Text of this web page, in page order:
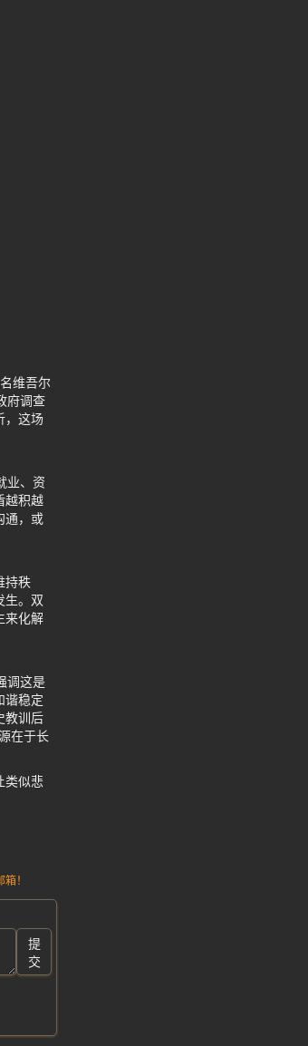
维吾尔
府调查
，这场
业、资
越积越
通，或
持秩
生。双
来化解
调这是
谐稳定
教训后
在于长
类似悲
！
提
交